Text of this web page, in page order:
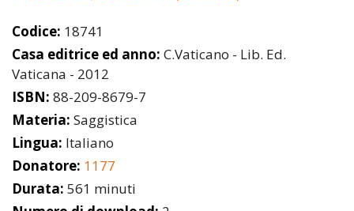
Codice: 18741
Casa editrice ed anno: C.Vaticano - Lib. Ed.
Vaticana - 2012
ISBN: 88-209-8679-7
Materia: Saggistica
Lingua: Italiano
Donatore: 1177
Durata: 561 minuti